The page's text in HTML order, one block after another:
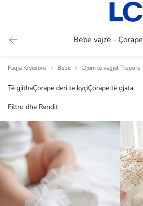
Bebe vajzë - Çorape
Faqja Kryesore Bebe Djem të vegjël Trupore
Të gjithaÇorape deri te kyçiÇorape të gjata
Filtro dhe Rendit